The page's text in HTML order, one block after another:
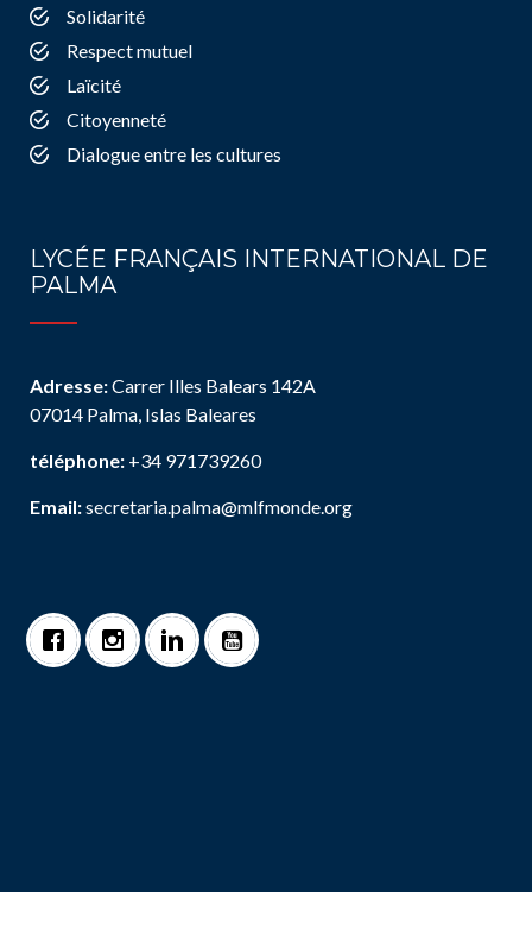
Solidarité
Respect mutuel
Laïcité
Citoyenneté
Dialogue entre les cultures
LYCÉE FRANÇAIS INTERNATIONAL DE
PALMA
Adresse:Carrer Illes Balears 142A
07014 Palma, Islas Baleares
téléphone: +34 971739260
Email:secretaria.palma@mlfmonde.org